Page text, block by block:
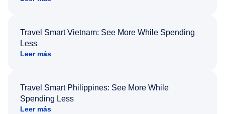
Travel Smart Vietnam: See More While Spending
Less
Leer más
Travel Smart Philippines: See More While
Spending Less
Leer más